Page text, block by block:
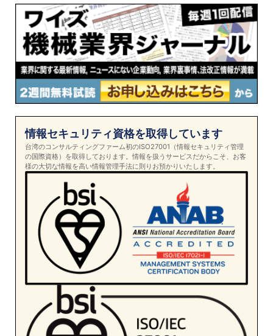
情報セキュリティ資格を取得しています
台湾のコンサルティングファーム初のISO27001（情報セキュリティ管理
の国際資格）を取得しております。情報を扱うサービスだからこそ、お客
様の大切な情報を高い情報管理手法に則りお預かりいたします。